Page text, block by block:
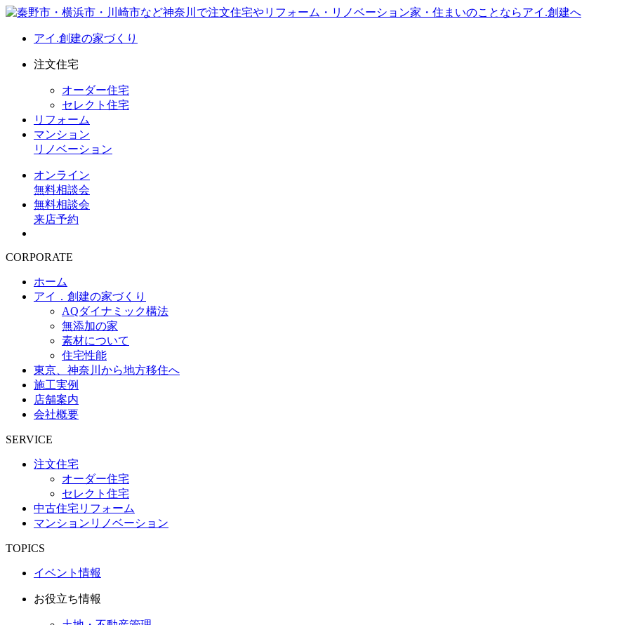
アイ.創建の家づくり
注文住宅
オーダー住宅
セレクト住宅
リフォーム
マンション
リノベーション
オンライン
無料相談会
無料相談会
来店予約
CORPORATE
ホーム
アイ．創建の家づくり
AQダイナミック構法
無添加の家
素材について
住宅性能
東京、神奈川から地方移住へ
施工実例
店舗案内
会社概要
SERVICE
注文住宅
オーダー住宅
セレクト住宅
中古住宅リフォーム
マンションリノベーション
TOPICS
イベント情報
お役立ち情報